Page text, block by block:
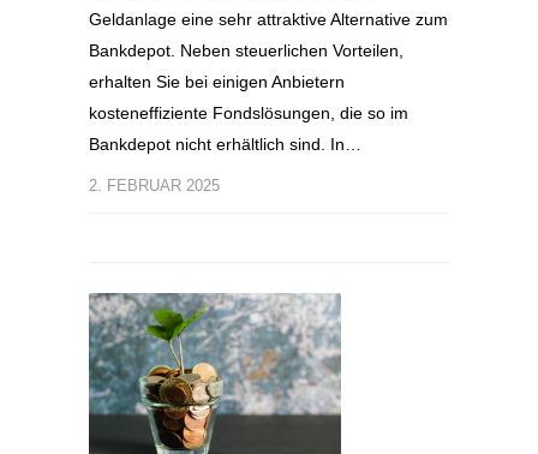
Geldanlage eine sehr attraktive Alternative zum
Bankdepot. Neben steuerlichen Vorteilen,
erhalten Sie bei einigen Anbietern
kosteneffiziente Fondslösungen, die so im
Bankdepot nicht erhältlich sind. In…
2. FEBRUAR 2025